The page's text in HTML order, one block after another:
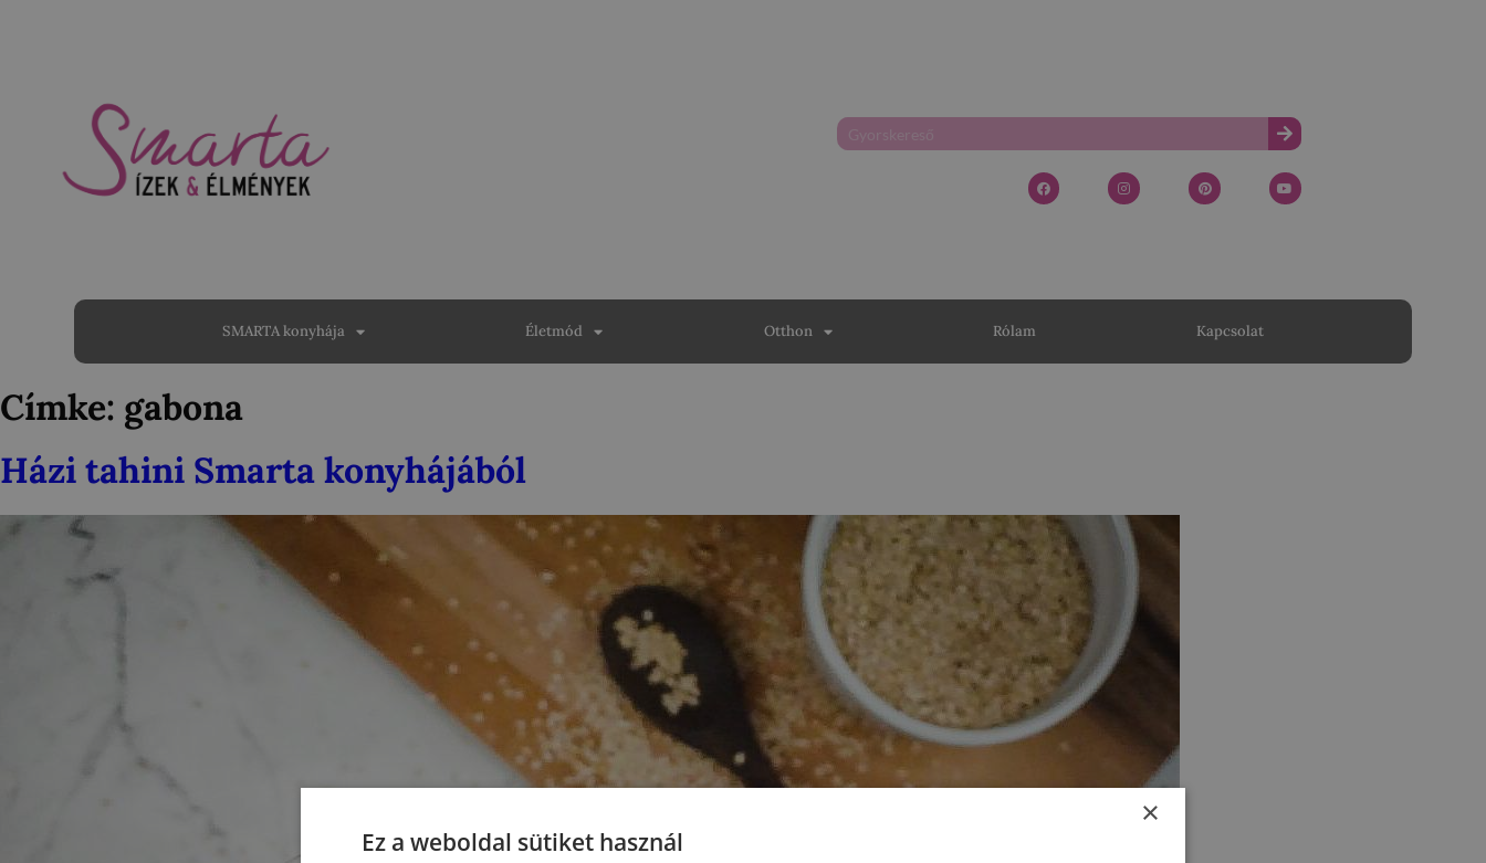
SMARTA konyhája Életmód Otthon Rólam Kapcsolat
Címke: gabona
Házi tahini Smarta konyhájából
×
Ez a weboldal sütiket használ